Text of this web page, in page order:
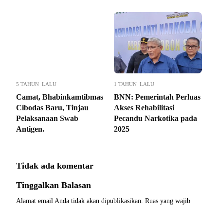
5 TAHUN LALU
Camat, Bhabinkamtibmas
Cibodas Baru, Tinjau
Pelaksanaan Swab
Antigen.
1 TAHUN LALU
BNN: Pemerintah Perluas
Akses Rehabilitasi
Pecandu Narkotika pada
2025
Tidak ada komentar
Tinggalkan Balasan
Alamat email Anda tidak akan dipublikasikan. Ruas yang wajib